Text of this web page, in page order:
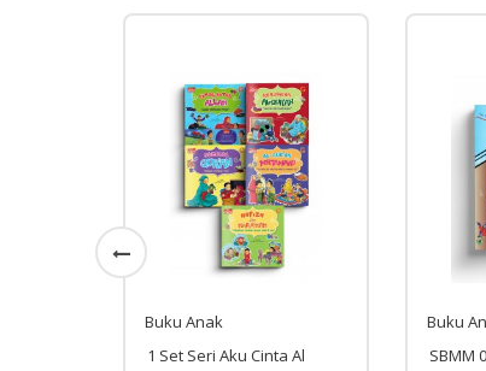
Buku Anak
SBMM 03 : Zakat
Buku
Seri